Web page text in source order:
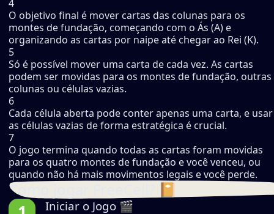
4
O objetivo final é mover cartas das colunas para os
montes de fundação, começando com o Ás (A) e
organizando as cartas por naipe até chegar ao Rei (K).
5
Só é possível mover uma carta de cada vez. As cartas
podem ser movidas para os montes de fundação, outras
colunas ou células vazias.
6
Cada célula aberta pode conter apenas uma carta, e usar
as células vazias de forma estratégica é crucial.
7
O jogo termina quando todas as cartas foram movidas
para os quatro montes de fundação e você venceu, ou
quando não há mais movimentos legais e você perde.
Como jogar FreeCell? 📔
Iniciar o Jogo 🎬